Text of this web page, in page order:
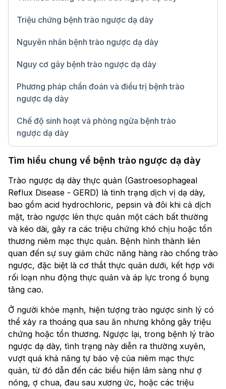
Triệu chứng bệnh trào ngược dạ dày
Nguyên nhân bệnh trào ngược dạ dày
Nguy cơ gây bệnh trào ngược dạ dày
Phương pháp chẩn đoán và điều trị bệnh trào
ngược dạ dày
Chế độ sinh hoạt và phòng ngừa bệnh trào
ngược dạ dày
Chữ lớn
Tìm hiểu chung về bệnh trào ngược dạ dày
Trào ngược dạ dày thực quản (Gastroesophageal
Reflux Disease - GERD) là tình trạng dịch vị dạ dày,
bao gồm acid hydrochloric, pepsin và đôi khi cả dịch
mật, trào ngược lên thực quản một cách bất thường
và kéo dài, gây ra các triệu chứng khó chịu hoặc tổn
thương niêm mạc thực quản. Bệnh hình thành liên
quan đến sự suy giảm chức năng hàng rào chống trào
ngược, đặc biệt là cơ thắt thực quản dưới, kết hợp với
rối loạn nhu động thực quản và áp lực trong ổ bụng
tăng cao.
Ở người khỏe mạnh, hiện tượng trào ngược sinh lý có
thể xảy ra thoáng qua sau ăn nhưng không gây triệu
chứng hoặc tổn thương. Ngược lại, trong bệnh lý trào
ngược dạ dày, tình trạng này diễn ra thường xuyên,
vượt quá khả năng tự bảo vệ của niêm mạc thực
quản, từ đó dẫn đến các biểu hiện lâm sàng như ợ
nóng, ợ chua, đau sau xương ức, hoặc các triệu